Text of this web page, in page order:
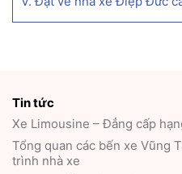
Tin tức
Xe Limousine – Đẳng cấp
Tổng quan các bến xe Vũng
trình nhà xe